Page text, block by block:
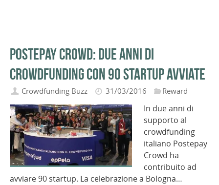
PostePay Crowd: due anni di
crowdfunding con 90 startup avviate
Crowdfunding Buzz 31/03/2016 Reward
In due anni di
supporto al
crowdfunding
italiano Postepay
Crowd ha
contribuito ad
avviare 90 startup. La celebrazione a Bologna…